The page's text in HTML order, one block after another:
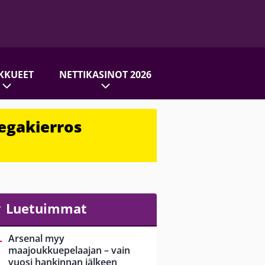
NETTIKASINOT 2026
Luetuimmat
Arsenal myy
maajoukkuepelaajan – vain
vuosi hankinnan jälkeen